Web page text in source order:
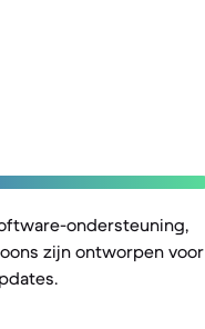
ondersteuning,
zijn ontworpen voor